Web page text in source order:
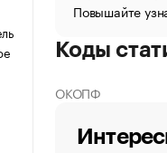
Повышайте
Коды
ОКОПФ